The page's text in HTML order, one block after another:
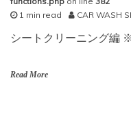
1 min read
CAR WASH
シートクリーニング編
Read More